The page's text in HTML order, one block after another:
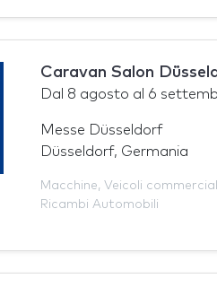
Caravan Salon
Dal 8 agosto al 6
Messe Düsseldorf
Düsseldorf, Germania
Macchine, Veicoli
Ricambi Automobili